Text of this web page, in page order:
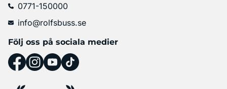
0771-150000
info@rolfsbuss.se
Följ oss på sociala medier